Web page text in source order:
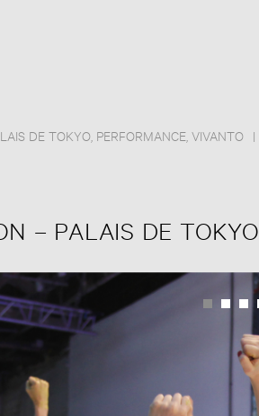
DE TOKYO PERFORMANCE VIVANTO
– PALAIS DE TOKYO